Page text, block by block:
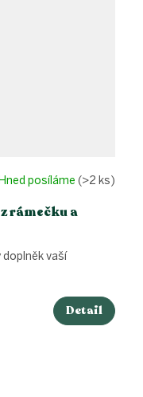
rámečku a
posíláme (>2 ks)
Detail
doplněk vaší